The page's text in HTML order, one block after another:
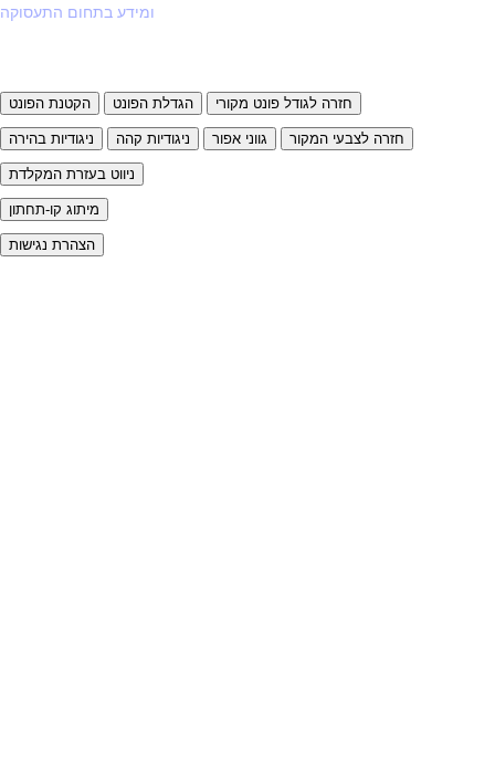
ומידע בתחום התעסוקה
הקטנת הפונט הגדלת הפונט חזרה לגודל פונט מקורי
ניגודיות בהירה ניגודיות קהה גווני אפור חזרה לצבעי המקור
ניווט בעזרת המקלדת
מיתוג קו-תחתון
הצהרת נגישות